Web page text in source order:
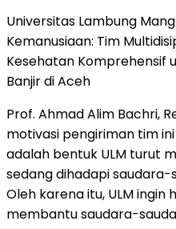
Universitas Lambung
Kemanusiaan: Tim
Kesehatan Komprehensif
Banjir di Aceh
Prof. Ahmad Alim Bachri,
motivasi pengiriman tim
adalah bentuk ULM turut
sedang dihadapi
Oleh karena itu, ULM
membantu saudara-